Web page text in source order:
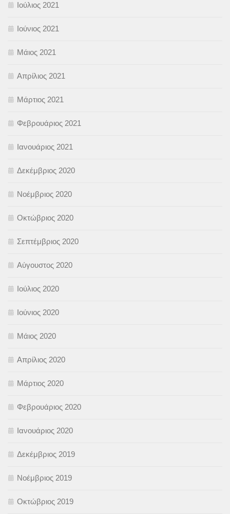
Ιούλιος 2021
Ιούνιος 2021
Μάιος 2021
Απρίλιος 2021
Μάρτιος 2021
Φεβρουάριος 2021
Ιανουάριος 2021
Δεκέμβριος 2020
Νοέμβριος 2020
Οκτώβριος 2020
Σεπτέμβριος 2020
Αύγουστος 2020
Ιούλιος 2020
Ιούνιος 2020
Μάιος 2020
Απρίλιος 2020
Μάρτιος 2020
Φεβρουάριος 2020
Ιανουάριος 2020
Δεκέμβριος 2019
Νοέμβριος 2019
Οκτώβριος 2019